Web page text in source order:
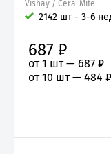
Vishay / Cera-Mite
2142 шт - 3-6
687 ₽
от 1 шт — 687 ₽
от 10 шт — 484 ₽